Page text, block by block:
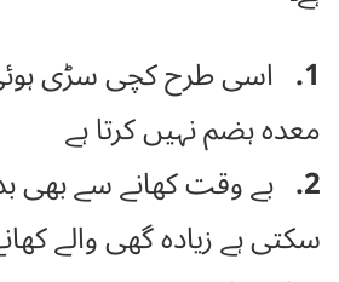
1. اسی طرح کچی سڑی
معدہ ہضم نہیں کرتا ہے
2. بے وقت کھانے سے بھی
سکتی ہے زیادہ گھی والے